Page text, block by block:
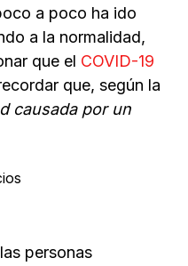
a poco ha ido
a la normalidad,
que el COVID-19
que, según la
causada por un
personas